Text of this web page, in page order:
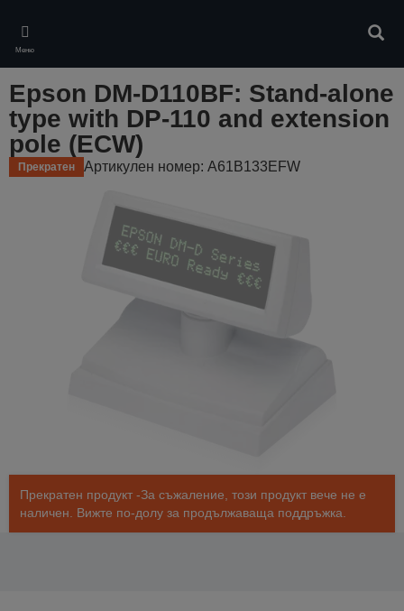
main
content
Меню
Epson DM-D110BF: Stand-alone
type with DP-110 and extension
pole (ECW)
Прекратен Артикулен номер: A61B133EFW
Прекратен продукт -За съжаление, този продукт вече не е
наличен. Вижте по-долу за продължаваща поддръжка.